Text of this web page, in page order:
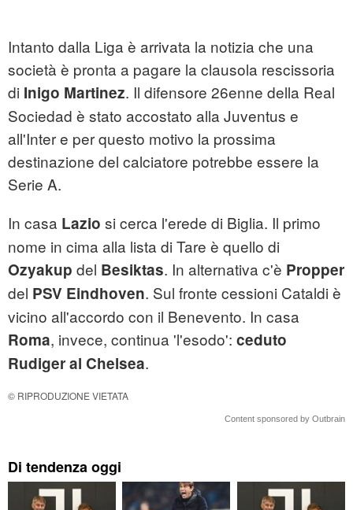
Intanto dalla Liga è arrivata la notizia che una
società è pronta a pagare la clausola rescissoria
di Inigo Martinez. Il difensore 26enne della Real
Sociedad è stato accostato alla Juventus e
all'Inter e per questo motivo la prossima
destinazione del calciatore potrebbe essere la
Serie A.
In casa Lazio si cerca l'erede di Biglia. Il primo
nome in cima alla lista di Tare è quello di
Ozyakup del Besiktas. In alternativa c'è Propper
del PSV Eindhoven. Sul fronte cessioni Cataldi è
vicino all'accordo con il Benevento. In casa
Roma, invece, continua 'l'esodo': ceduto
Rudiger al Chelsea.
© RIPRODUZIONE VIETATA
Content sponsored by Outbrain
Di tendenza oggi